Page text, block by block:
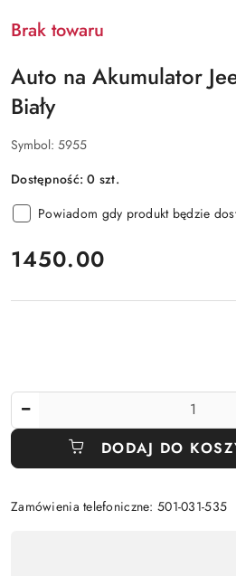
Brak towaru
Auto na Akumulator
Biały
Symbol: 5955
Dostępność:0 szt.
Powiadom gdy produkt będzie
cena:
1450.00
DODAJ DO
Zamówienia telefoniczne: 501-031-535